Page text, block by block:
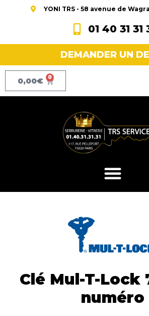
YONI TRS - 58 avenue de
01 40 31 31
DEMANDER UN
0,00€ 0
Clé Mul-T-Lock
numéro